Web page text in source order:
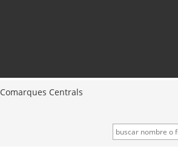
Comarques Centrals